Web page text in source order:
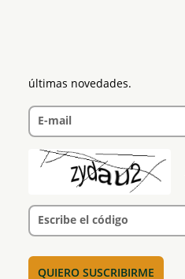
últimas novedades.
E-mail
Escribe el código